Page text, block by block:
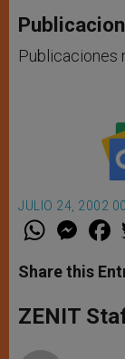
Publicaciones
JULIO 24, 2002
W
t
s
p
p
M
e
s
e
g
e
F
a
e
b
o
k
Share this
ZENIT